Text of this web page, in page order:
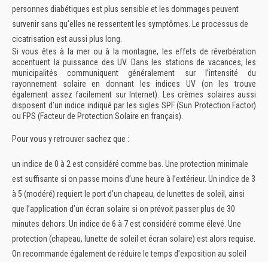
personnes diabétiques est plus sensible et les dommages peuvent
survenir sans qu’elles ne ressentent les symptômes. Le processus de
cicatrisation est aussi plus long.
Si vous êtes à la mer ou à la montagne, les effets de réverbération
accentuent la puissance des UV. Dans les stations de vacances, les
municipalités communiquent généralement sur l’intensité du
rayonnement solaire en donnant les indices UV (on les trouve
également assez facilement sur Internet). Les crèmes solaires aussi
disposent d’un indice indiqué par les sigles SPF (Sun Protection Factor)
ou FPS (Facteur de Protection Solaire en français).
Pour vous y retrouver sachez que :
un indice de 0 à 2 est considéré comme bas. Une protection minimale
est suffisante si on passe moins d’une heure à l’extérieur. Un indice de 3
à 5 (modéré) requiert le port d’un chapeau, de lunettes de soleil, ainsi
que l’application d’un écran solaire si on prévoit passer plus de 30
minutes dehors. Un indice de 6 à 7 est considéré comme élevé. Une
protection (chapeau, lunette de soleil et écran solaire) est alors requise.
On recommande également de réduire le temps d’exposition au soleil